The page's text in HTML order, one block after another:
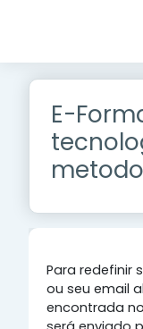
E-
Para redefinir
ou seu email
encontrada